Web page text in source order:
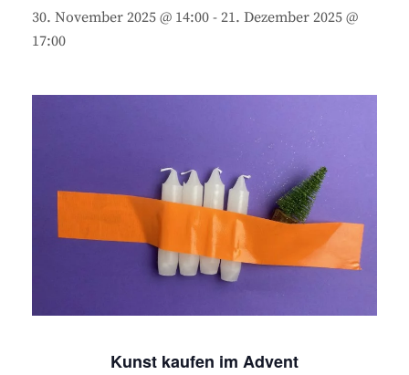
30. November 2025 @ 14:00 - 21. Dezember 2025 @
17:00
Kunst kaufen im Advent